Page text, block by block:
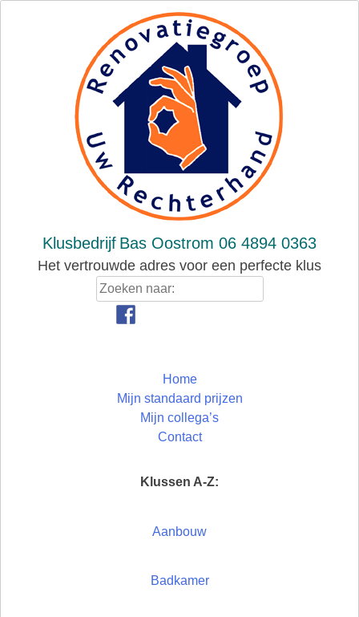
Klusbedrijf Bas Oostrom 06 4894 0363
Het vertrouwde adres voor een perfecte klus
Home
Mijn standaard prijzen
Mijn collega’s
Contact
Klussen A-Z:
Aanbouw
Badkamer